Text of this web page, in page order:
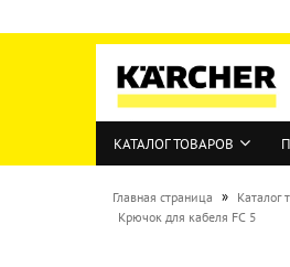
КАТАЛОГ ТОВАРОВ
Главная страница » Каталог
Крючок для кабеля FC 5